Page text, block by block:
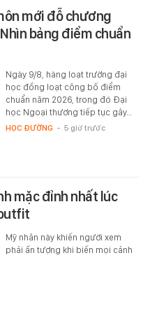
mới đỗ chương
bảng điểm chuẩn
Ngày 9/8, hàng loạt trường đại
học đồng loạt công bố điểm
chuẩn năm 2026, trong đó Đại
học Ngoại thương tiếp tục gây…
HỌC ĐƯỜNG - 5 giờ trước
mặc đỉnh nhất lúc
Mỹ nhân này khiến người xem
phải ấn tượng khi biến mọi cảnh